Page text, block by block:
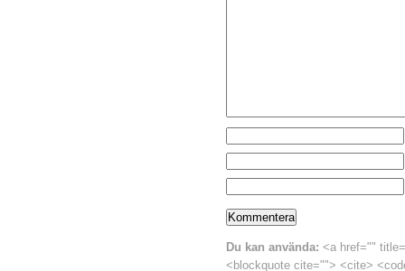
Du kan använda: <a href=""
<blockquote cite=""> <cite>